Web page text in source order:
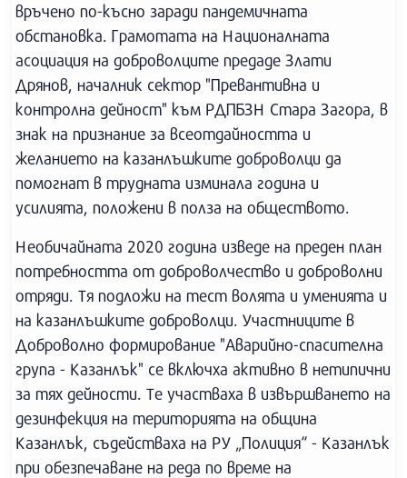
връчено по-късно заради пандемичната
обстановка. Грамотата на Националната
асоциация на доброволците предаде Злати
Дрянов, началник сектор "Превантивна и
контролна дейност" към РДПБЗН Стара Загора, в
знак на признание за всеотдайността и
желанието на казанлъшките доброволци да
помогнат в трудната изминала година и
усилията, положени в полза на обществото.
Необичайната 2020 година изведе на преден план
потребността от доброволчество и доброволни
отряди. Тя подложи на тест волята и уменията и
на казанлъшките доброволци. Участниците в
Доброволно формирование "Аварийно-спасителна
група - Казанлък" се включха активно в нетипични
за тях дейности. Те участваха в извършването на
дезинфекция на територията на община
Казанлък, съдействаха на РУ „Полиция“ - Казанлък
при обезпечаване на реда по време на